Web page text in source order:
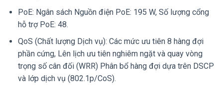
PoE: Ngân sách Nguồn điện PoE: 195 W, Số lượng cổng
hỗ trợ PoE: 48.
QoS (Chất lượng Dịch vụ): Các mức ưu tiên 8 hàng đợi
phần cứng, Lên lịch ưu tiên nghiêm ngặt và quay vòng
trọng số cân đối (WRR) Phân bổ hàng đợi dựa trên DSCP
và lớp dịch vụ (802.1p/CoS).